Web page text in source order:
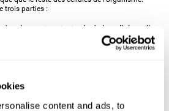
content and ads, to
trois parties :
c'est la partie principale de la cellule, celle
(comme l'ADN), le réticulum
ribosomes (qui produisent les
de la cellule. Si le soma meurt, la